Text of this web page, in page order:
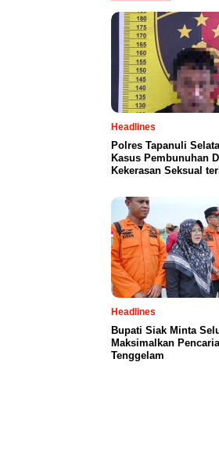
Headlines
Polres Tapanuli
Kasus Pembunuhan
Kekerasan Seksual
Headlines
Bupati Siak Minta
Maksimalkan
Tenggelam